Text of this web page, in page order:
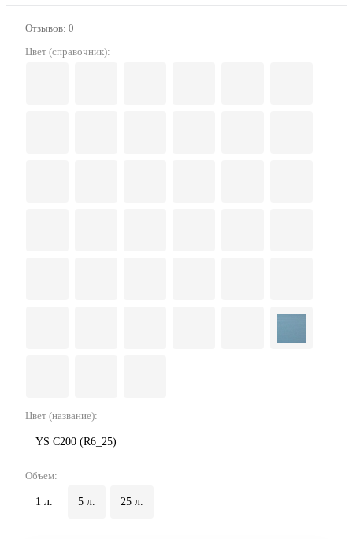
Отзывов: 0
Цвет (справочник):
Цвет (название):
YS C200 (R6_25)
Объем:
1 л. 5 л. 25 л.